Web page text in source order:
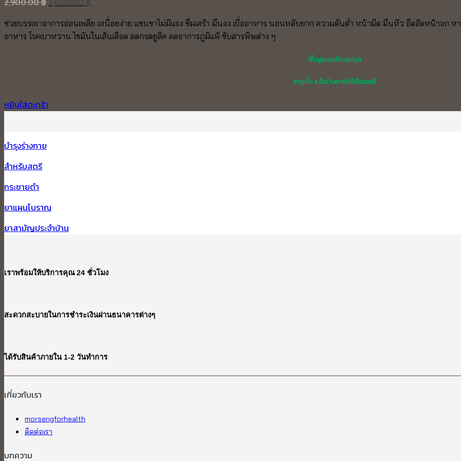
was:
2,900.00 ฿.
price
is:
2,600.00 ฿.
ช่วยบรรเทาอาการอ่อนเพลีย เหนื่อยง่าย แขนขาไม่มีแรง ซึมเศร้า มึนงง เบื่ออาหาร นอนหลับยาก ความดันต่ำ หน้ามืด มึนหัว อึดอัดหน้าอก ห
อาหาร โรคเบาหวาน ไขมันในเส้นเลือด ลดกรดยูลิค ลดอาการภูมิแพ้ ขับสารพิษต่าง ๆ
ฟื้นฟูและปรับสมดุล
ธาตุทั้ง 4 ในร่างกายให้เป็นปกติ
หยิบใส่ตะกร้า
บำรุงร่างกาย
สำหรับสตรี
กระชายดำ
ยาแผนโบราณ
ยาสามัญประจำบ้าน
เราพร้อมให้บริการคุณ 24 ชั่วโมง
สะดวกสะบายในการชำระเงินผ่านธนาคารต่างๆ
ได้รับสินค้าภายใน 1-2 วันทำการ
เกี่ยวกับเรา​
morsengforhealth
ติดต่อเรา
บทความ